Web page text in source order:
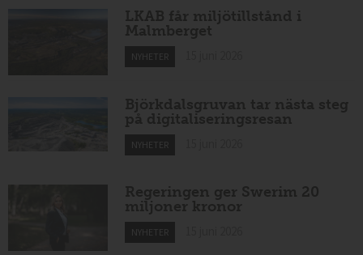
LKAB får miljötillstånd i
Malmberget
NYHETER
Björkdalsgruvan tar nästa steg
på digitaliseringsresan
NYHETER
Regeringen ger Swerim 20
miljoner kronor
NYHETER